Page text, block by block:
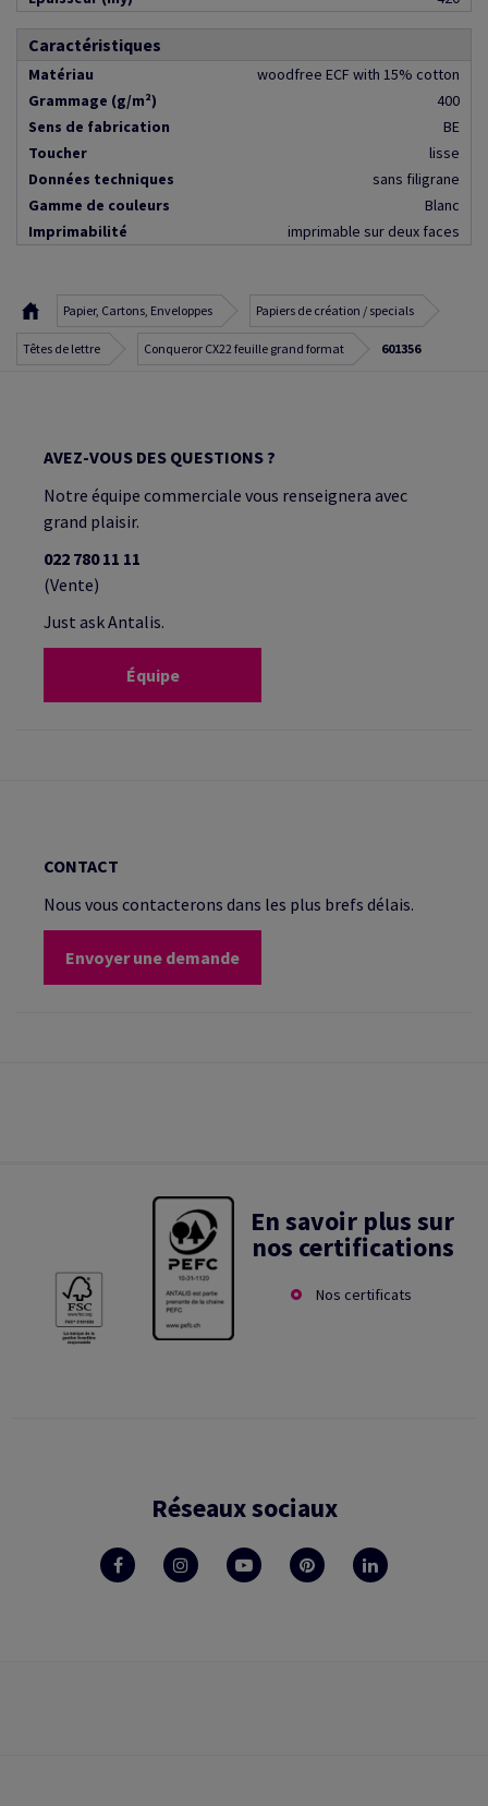
Caractéristiques
Matériau
woodfree ECF with 15% cotton
Grammage (g/m²)
400
Sens de fabrication
BE
Toucher
lisse
Données techniques
sans filigrane
Gamme de couleurs
Blanc
Imprimabilité
imprimable sur deux faces
Papier, Cartons, Enveloppes Papiers de création / specials
Têtes de lettre Conqueror CX22 feuille grand format 601356
AVEZ-VOUS DES QUESTIONS ?
Notre équipe commerciale vous renseignera avec
grand plaisir.
022 780 11 11
(Vente)
Just ask Antalis.
Équipe
CONTACT
Nous vous contacterons dans les plus brefs délais.
Envoyer une demande
En savoir plus sur
nos certifications
Nos certificats
Réseaux sociaux